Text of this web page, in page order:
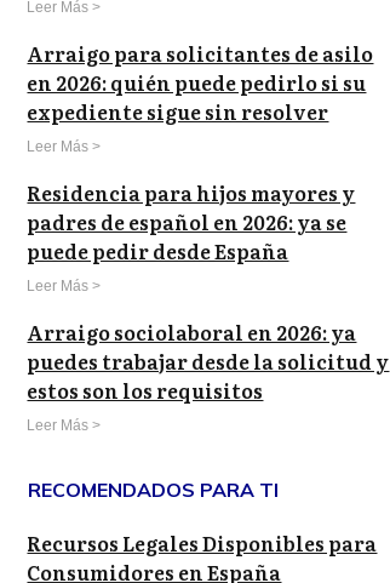
Leer Más >
Arraigo para solicitantes de asilo
en 2026: quién puede pedirlo si su
expediente sigue sin resolver
Leer Más >
Residencia para hijos mayores y
padres de español en 2026: ya se
puede pedir desde España
Leer Más >
Arraigo sociolaboral en 2026: ya
puedes trabajar desde la solicitud y
estos son los requisitos
Leer Más >
RECOMENDADOS PARA TI
Recursos Legales Disponibles para
Consumidores en España